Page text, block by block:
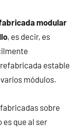
modular
, es decir, es
estable
módulos.
sobre
es que al ser